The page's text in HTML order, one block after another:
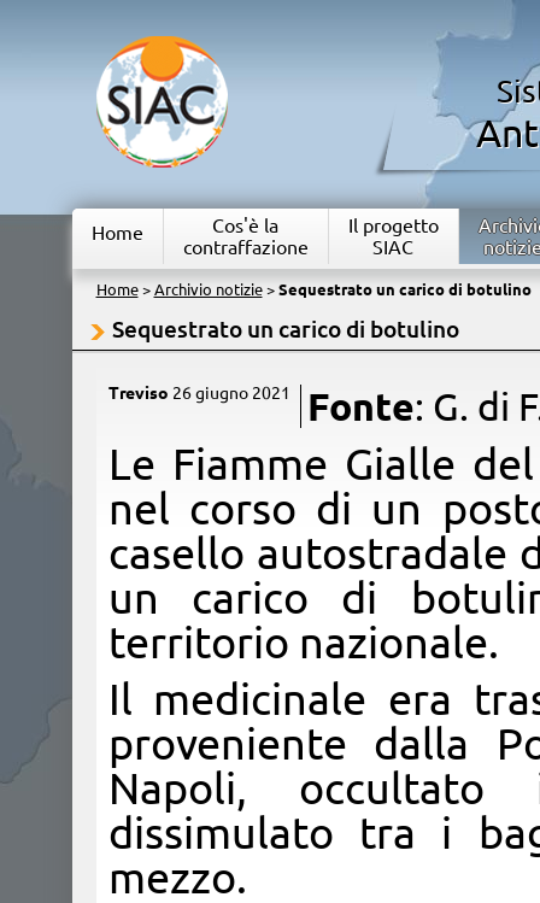
Home
Cos'è la
contraffazione
Il progetto
SIAC
Home> Archivio notizie> Sequestrato un carico di botulino
Sequestrato un carico di botulino
Treviso 26 giugno 2021 Fonte: G. di
​​Le Fiamme Gialle
nel corso di un
casello autostradale
un carico di
territorio nazionale.
Il medicinale era
proveniente dalla
Napoli,
dissimulato tra i
mezzo.